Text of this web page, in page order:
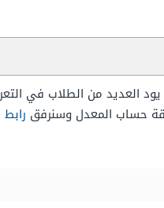
يود العديد من الطلاب في
حساب المعدل وسنرفق